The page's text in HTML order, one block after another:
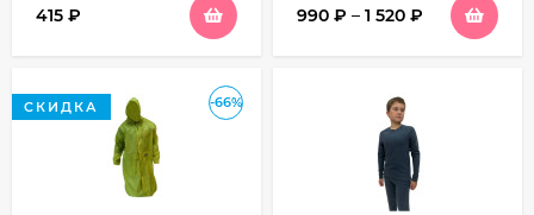
415 ₽ 990 ₽ – 1 520 ₽
-66%
СКИДКА